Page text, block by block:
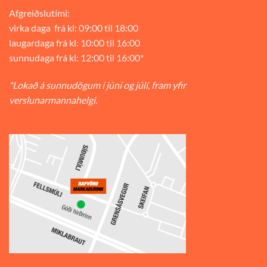
Afgreiðslutími:
virka daga frá kl: 09:00 til 18:00
laugardaga frá kl: 10:00 til 16:00
sunnudaga frá kl: 12:00 til 16:00*
*Lokað á sunnudögum í júní og júlí, fram yfir
verslunarmannahelgi.